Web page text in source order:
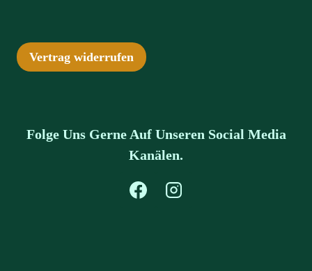
Vertrag widerrufen
Folge Uns Gerne Auf Unseren Social Media
Kanälen.